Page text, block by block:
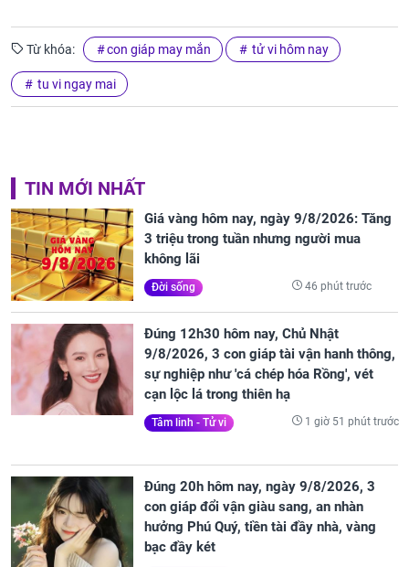
Từ khóa: con giáp may mắn tử vi hôm nay
tu vi ngay mai
TIN MỚI NHẤT
Giá vàng hôm nay, ngày 9/8/2026: Tăng
3 triệu trong tuần nhưng người mua
không lãi
Đời sống 46 phút trước
Đúng 12h30 hôm nay, Chủ Nhật
9/8/2026, 3 con giáp tài vận hanh thông,
sự nghiệp như 'cá chép hóa Rồng', vét
cạn lộc lá trong thiên hạ
Tâm linh - Tử vi 1 giờ 51 phút trước
Đúng 20h hôm nay, ngày 9/8/2026, 3
con giáp đổi vận giàu sang, an nhàn
hưởng Phú Quý, tiền tài đầy nhà, vàng
bạc đầy két